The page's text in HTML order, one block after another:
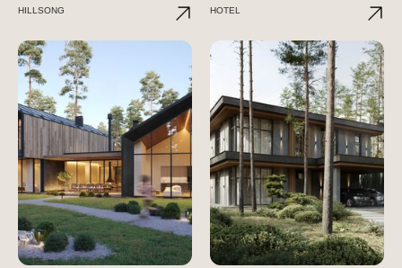
HILLSONG HOTEL